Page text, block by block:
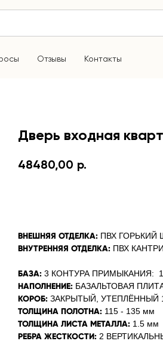
Отзывы Контакты
Дверь входная
48480,00 р.
ВНЕШНЯЯ ОТДЕЛКА: ПВХ ГОРЬКИЙ
ВНУТРЕННЯЯ ОТДЕЛКА: ПВХ
БАЗА: 3 КОНТУРА ПРИМЫКАНИЯ:
НАПОЛНЕНИЕ: БАЗАЛЬТОВАЯ ПЛИТА
КОРОБ: ЗАКРЫТЫЙ, УТЕПЛЁННЫЙ
ТОЛЩИНА ПОЛОТНА: 115 - 135 мм
ТОЛЩИНА ЛИСТА МЕТАЛЛА: 1.5 мм
РЕБРА ЖЕСТКОСТИ: 2